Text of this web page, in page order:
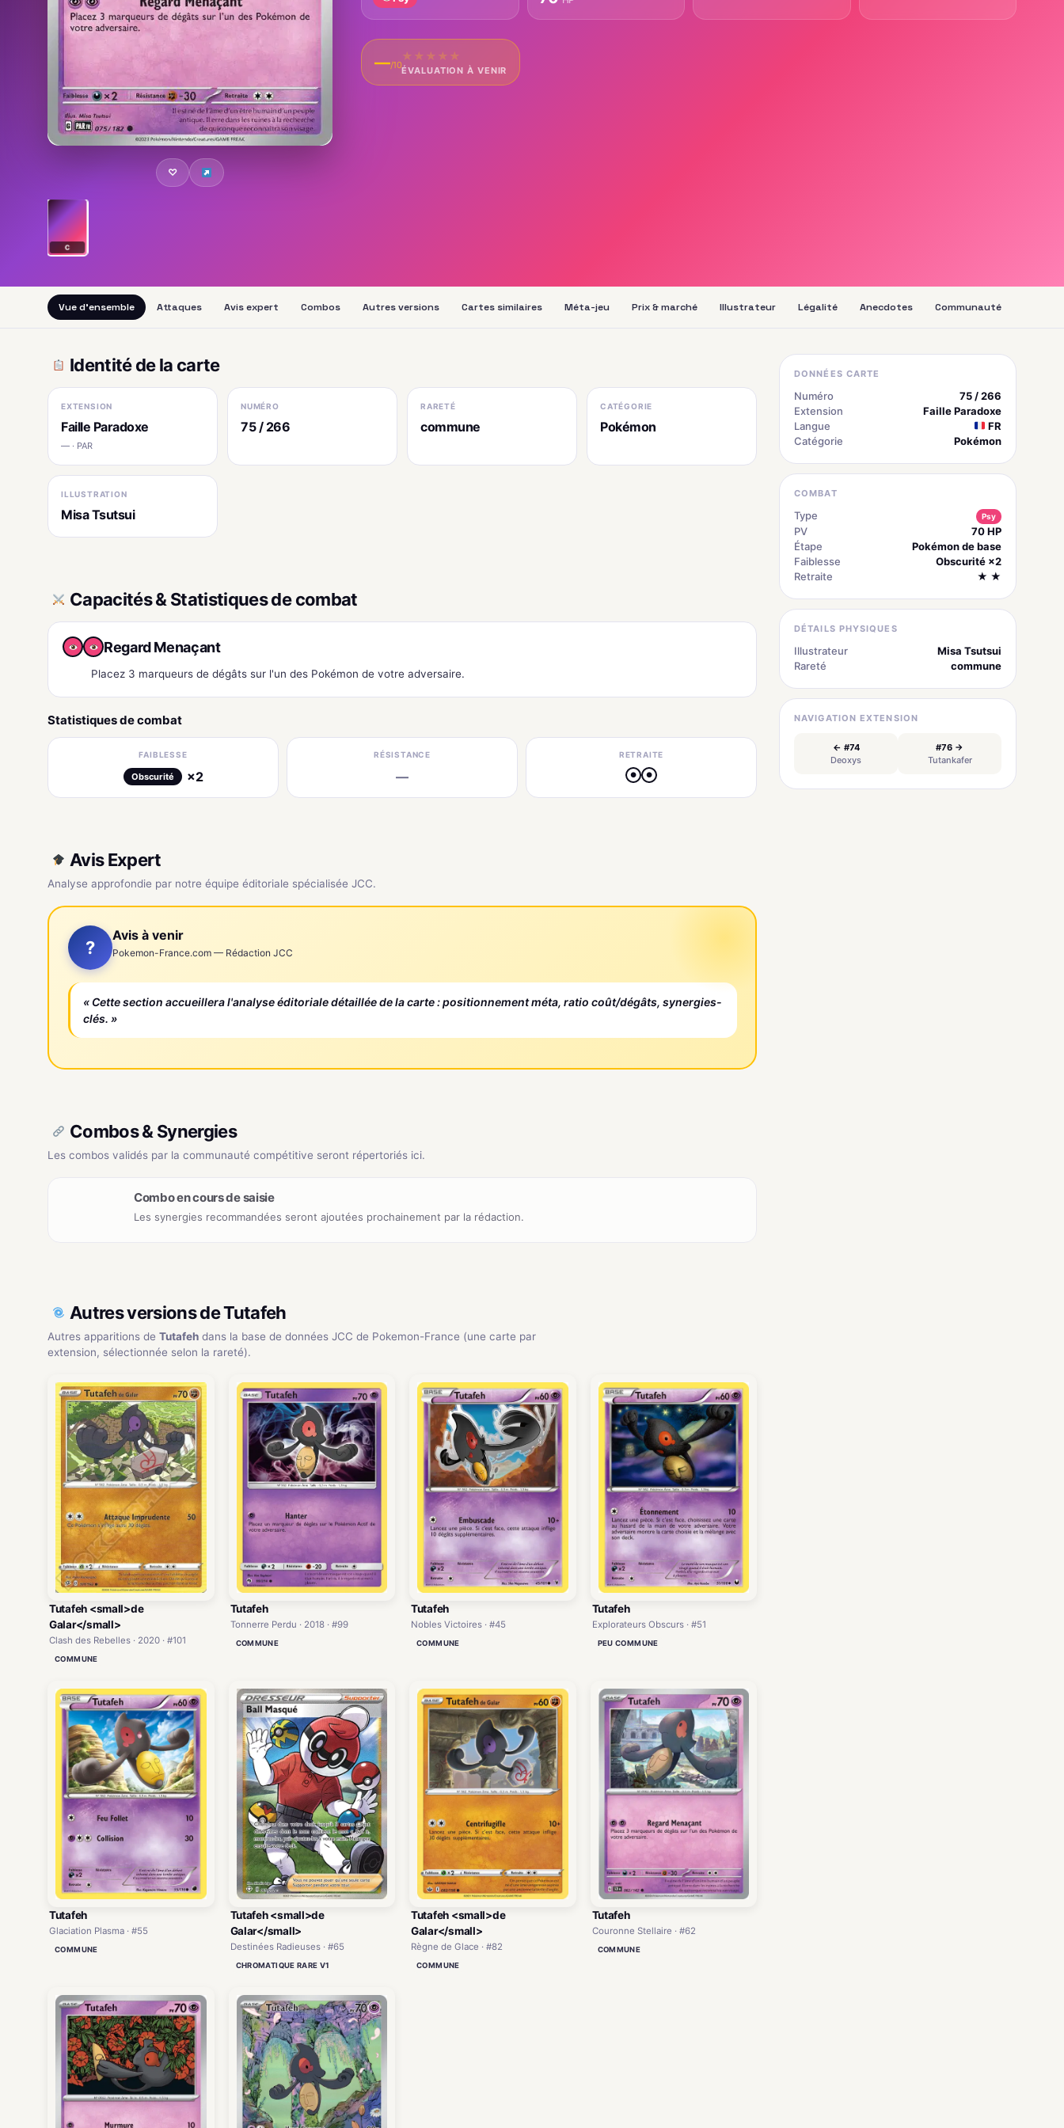
♡
C
—/10
★ ★ ★ ★ ★
ÉVALUATION À VENIR
Vue d'ensemble Attaques Avis expert Combos Autres versions Cartes similaires Méta-jeu Prix & marché Illustrateur Légalité Anecdotes Communauté
Identité de la carte
EXTENSION
Faille Paradoxe
— · PAR
NUMÉRO
75 / 266
RARETÉ
commune
CATÉGORIE
Pokémon
ILLUSTRATION
Misa Tsutsui
Capacités & Statistiques de combat
Regard Menaçant
Placez 3 marqueurs de dégâts sur l'un des Pokémon de votre adversaire.
Statistiques de combat
FAIBLESSE
Obscurité ×2
RÉSISTANCE
—
RETRAITE
● ●
Avis Expert
Analyse approfondie par notre équipe éditoriale spécialisée JCC.
?
Avis à venir
Pokemon-France.com — Rédaction JCC
« Cette section accueillera l'analyse éditoriale détaillée de la carte : positionnement méta, ratio coût/dégâts, synergies-
clés. »
Combos & Synergies
Les combos validés par la communauté compétitive seront répertoriés ici.
Combo en cours de saisie
Les synergies recommandées seront ajoutées prochainement par la rédaction.
Autres versions de Tutafeh
Autres apparitions de Tutafeh dans la base de données JCC de Pokemon-France (une carte par
extension, sélectionnée selon la rareté).
Tutafeh <small>de
Galar</small>
Clash des Rebelles · 2020 · #101
COMMUNE
Tutafeh
Tonnerre Perdu · 2018 · #99
COMMUNE
Tutafeh
Nobles Victoires · #45
COMMUNE
Tutafeh
Explorateurs Obscurs · #51
PEU COMMUNE
Tutafeh
Glaciation Plasma · #55
COMMUNE
Tutafeh <small>de
Galar</small>
Destinées Radieuses · #65
CHROMATIQUE RARE V1
Tutafeh <small>de
Galar</small>
Règne de Glace · #82
COMMUNE
Tutafeh
Couronne Stellaire · #62
COMMUNE
DONNÉES CARTE
Numéro
75 / 266
Extension
Faille Paradoxe
Langue
FR
Catégorie
Pokémon
COMBAT
Type Psy
PV
70 HP
Étape
Pokémon de base
Faiblesse
Obscurité ×2
Retraite
★ ★
DÉTAILS PHYSIQUES
Illustrateur
Misa Tsutsui
Rareté
commune
NAVIGATION EXTENSION
← #74
Deoxys
#76 →
Tutankafer